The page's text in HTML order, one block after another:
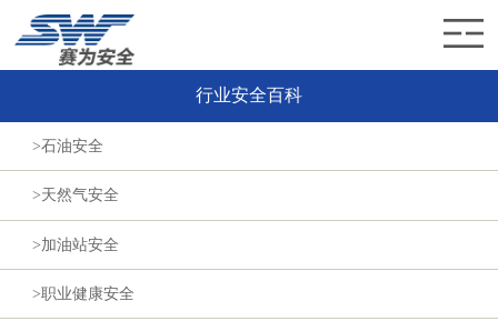
赛为介绍
赛为新闻
行业安全百科
>石油安全
>天然气安全
>加油站安全
>职业健康安全